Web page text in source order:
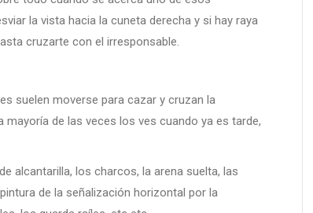
la vista hacia la cuneta derecha y si hay raya
cruzarte con el irresponsable.
suelen moverse para cazar y cruzan la
de las veces los ves cuando ya es tarde,
alcantarilla, los charcos, la arena suelta, las
de la señalización horizontal por la